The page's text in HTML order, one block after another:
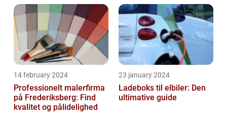
14 february 2024
Professionelt malerfirma
på Frederiksberg: Find
kvalitet og pålidelighed
23 january 2024
Ladeboks til elbiler: Den
ultimative guide